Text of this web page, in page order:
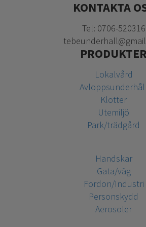
KONTAKTA
Tel: 0706-520316
PRODUKTER
Lokalvård
Klotter
Utemiljö
Park/trädgård
Handskar
Gata/väg
Fordon/Industri
Personskydd
Aerosoler